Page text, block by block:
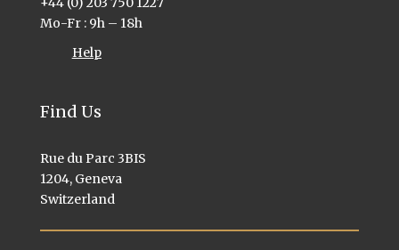
Mo-Fr : 9h – 18h
Help
Find Us
Rue du Parc 3BIS
1204, Geneva
Switzerland